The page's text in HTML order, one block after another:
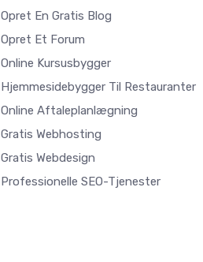
Opret En Gratis Blog
Opret Et Forum
Online Kursusbygger
Hjemmesidebygger Til Restauranter
Online Aftaleplanlægning
Gratis Webhosting
Gratis Webdesign
Professionelle SEO-Tjenester